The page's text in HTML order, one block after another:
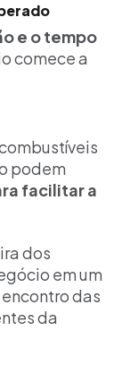
e o tempo
comece a
podem
facilitar a
dos
em um
das
da